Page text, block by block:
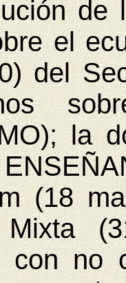
de
el
del
la
(18
Mixta
con no